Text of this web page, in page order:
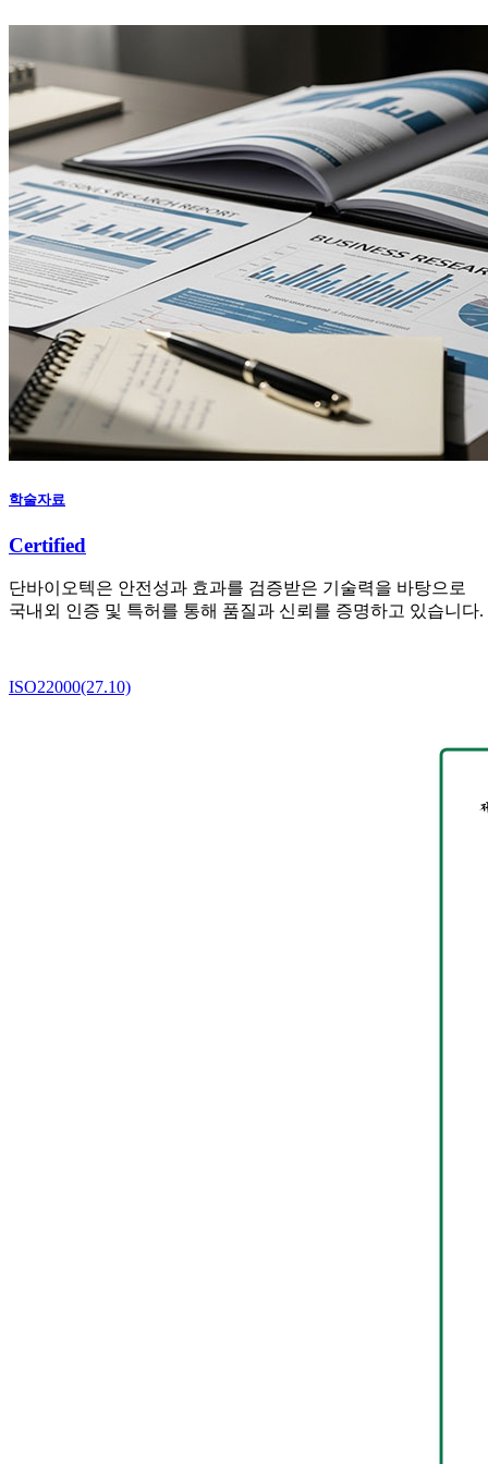
학술자료
Certified
단바이오텍은 안전성과 효과를 검증받은 기술력을 바탕으로
국내외 인증 및 특허를 통해 품질과 신뢰를 증명하고 있습니다.
ISO22000(27.10)